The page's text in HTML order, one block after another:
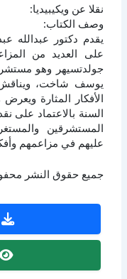
نقلا عن ويكيبيديا:
وصف الكتاب:
يقدم دكتور عبدالله
على العديد من
جولدتسيهر وهو
يوسف شاخت، ويناقش
الأفكار المثارة
السنة بالاعتماد على
المستشرقين
عليهم في مزاعمهم
جميع حقوق النشر